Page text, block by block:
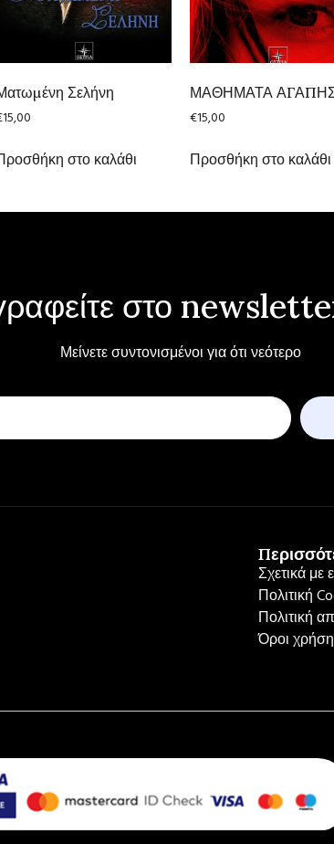
Σελήνη
15,00
στο καλάθι
ΜΑΘΗΜΑΤΑ
€15,00
Προσθήκη στο καλάθι
στο
Μείνετε συντονισμένοι για ότι νεότερο
Σχετικά με
Πολιτική
Πολιτική
Όροι